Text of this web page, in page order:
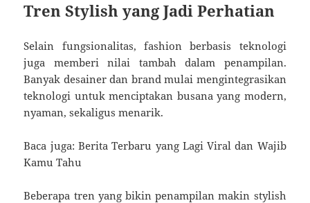
Tren Stylish yang Jadi Perhatian
Selain fungsionalitas, fashion berbasis teknologi
juga memberi nilai tambah dalam penampilan.
Banyak desainer dan brand mulai mengintegrasikan
teknologi untuk menciptakan busana yang modern,
nyaman, sekaligus menarik.
Baca juga: Berita Terbaru yang Lagi Viral dan Wajib
Kamu Tahu
Beberapa tren yang bikin penampilan makin stylish